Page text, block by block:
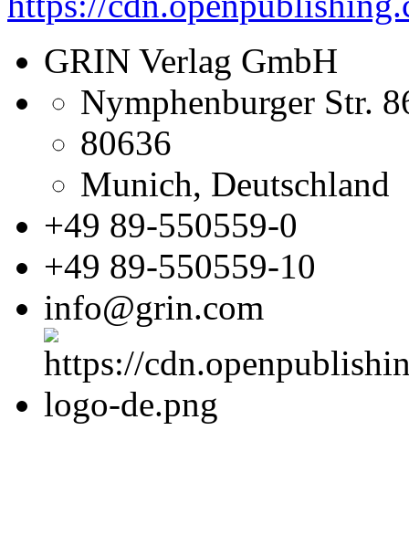
GRIN Verlag GmbH
Nymphenburger Str.
80636
Munich, Deutschland
+49 89-550559-0
+49 89-550559-10
info@grin.com